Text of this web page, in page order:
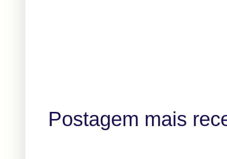
Postagem mais